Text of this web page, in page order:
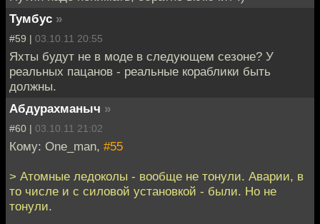
Тумбус »
#59 | 03.10.11 20:55
Яхты будут не в моде в следующем сезоне? У
реальных пацанов - реальные кораблики быть
должны.
Абдурахманыч »
#60 | 03.10.11 21:02
Кому: One_man, #55
> Атомные ледоколы - вообще не тонули. Аварии, в
то числе и с силовой установкой - были. Но не
тонули.